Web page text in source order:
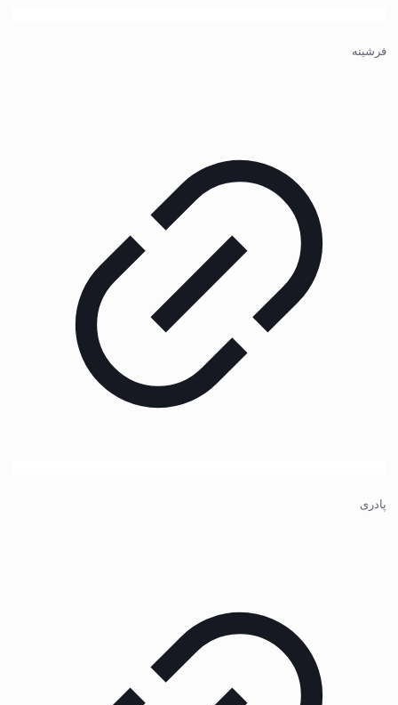
فرشینه
پادری